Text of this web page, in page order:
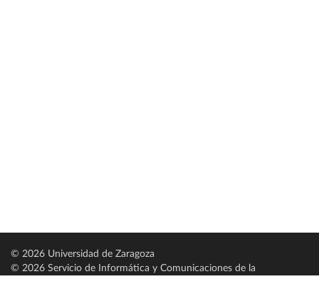
© 2026 Universidad de Zaragoza
© 2026 Servicio de Informática y Comunicaciones de la